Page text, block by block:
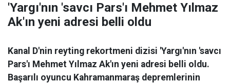
'Yargı'nın 'savcı Pars'ı Mehmet Yılmaz
Ak'ın yeni adresi belli oldu
Kanal D'nin reyting rekortmeni dizisi 'Yargı'nın 'savcı
Pars'ı Mehmet Yılmaz Ak'ın yeni adresi belli oldu.
Başarılı oyuncu Kahramanmaraş depremlerinin